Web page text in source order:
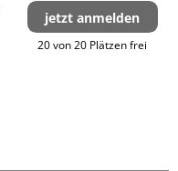
jetzt anmelden
20 von 20 Plätzen frei